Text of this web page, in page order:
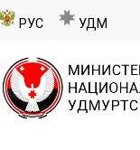
РУС УДМ